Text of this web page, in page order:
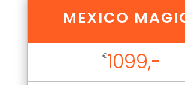
MEXICO
€1099,-